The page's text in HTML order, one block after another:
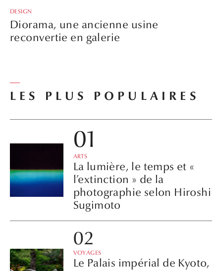
DESIGN
Diorama, une ancienne usine
reconvertie en galerie
LES PLUS POPULAIRES
ARTS
La lumière, le temps et «
l’extinction » de la
photographie selon Hiroshi
Sugimoto
VOYAGES
Le Palais impérial de Kyoto,